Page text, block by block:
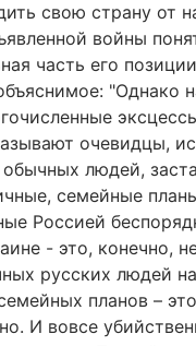
свою страну от
войны
часть его
"Однако
очевидцы,
людей,
семейные
Россией
- это, конечно,
русских людей
планов –
И вовсе